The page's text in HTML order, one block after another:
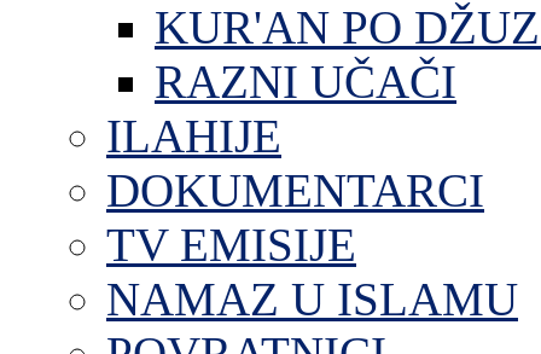
KUR'AN PO
RAZNI UČAČI
ILAHIJE
DOKUMENTARCI
TV EMISIJE
NAMAZ U ISLAMU